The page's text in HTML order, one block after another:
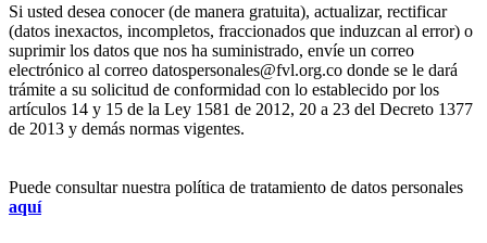
Si usted desea conocer (de manera gratuita), actualizar, rectificar
(datos inexactos, incompletos, fraccionados que induzcan al error) o
suprimir los datos que nos ha suministrado, envíe un correo
electrónico al correo datospersonales@fvl.org.co donde se le dará
trámite a su solicitud de conformidad con lo establecido por los
artículos 14 y 15 de la Ley 1581 de 2012, 20 a 23 del Decreto 1377
de 2013 y demás normas vigentes.
Puede consultar nuestra política de tratamiento de datos personales
aquí